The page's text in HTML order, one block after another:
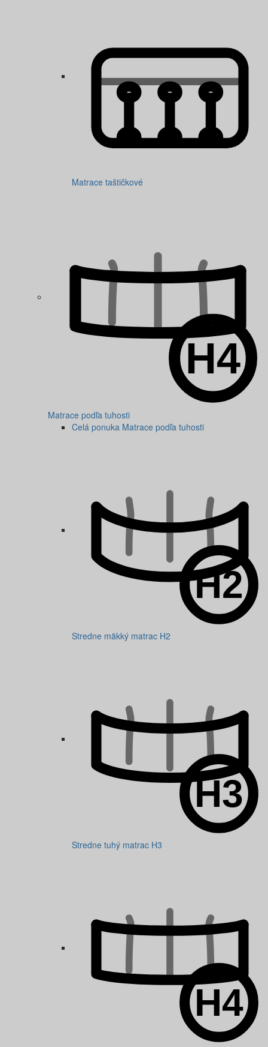
Matrace taštičkové
Matrace podľa tuhosti
Celá ponuka Matrace podľa tuhosti
Stredne mäkký matrac H2
Stredne tuhý matrac H3